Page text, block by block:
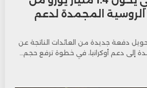
المجمدة لدعم
تحويل دفعة جديدة من العائدات الناتجة عن
إلى دعم أوكرانيا، في خطوة ترفع حجم…